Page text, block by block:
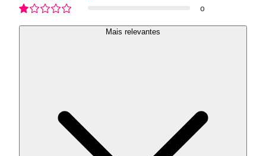
0
Mais relevantes